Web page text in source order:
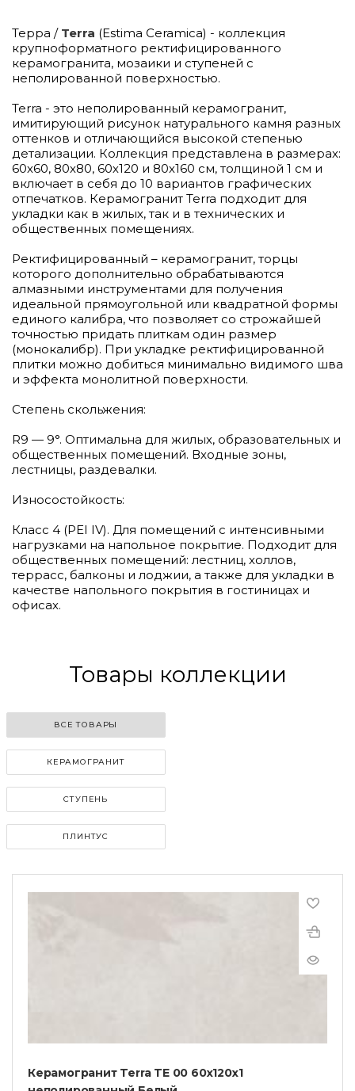
Терра / Terra (Estima Ceramica) - коллекция
крупноформатного ректифицированного
керамогранита, мозаики и ступеней с
неполированной поверхностью.
Terra - это неполированный керамогранит,
имитирующий рисунок натурального камня разных
оттенков и отличающийся высокой степенью
детализации. Коллекция представлена в размерах:
60х60, 80х80, 60х120 и 80х160 см, толщиной 1 см и
включает в себя до 10 вариантов графических
отпечатков. Керамогранит Terra подходит для
укладки как в жилых, так и в технических и
общественных помещениях.
Ректифицированный – керамогранит, торцы
которого дополнительно обрабатываются
алмазными инструментами для получения
идеальной прямоугольной или квадратной формы
единого калибра, что позволяет со строжайшей
точностью придать плиткам один размер
(монокалибр). При укладке ректифицированной
плитки можно добиться минимально видимого шва
и эффекта монолитной поверхности.
Степень скольжения:
R9 — 9°. Оптимальна для жилых, образовательных и
общественных помещений. Входные зоны,
лестницы, раздевалки.
Износостойкость:
Класс 4 (PEI IV). Для помещений с интенсивными
нагрузками на напольное покрытие. Подходит для
общественных помещений: лестниц, холлов,
террасс, балконы и лоджии, а также для укладки в
качестве напольного покрытия в гостиницах и
офисах.
Товары коллекции
ВСЕ ТОВАРЫ
КЕРАМОГРАНИТ
СТУПЕНЬ
ПЛИНТУС
Керамогранит Terra TE 00 60x120x1